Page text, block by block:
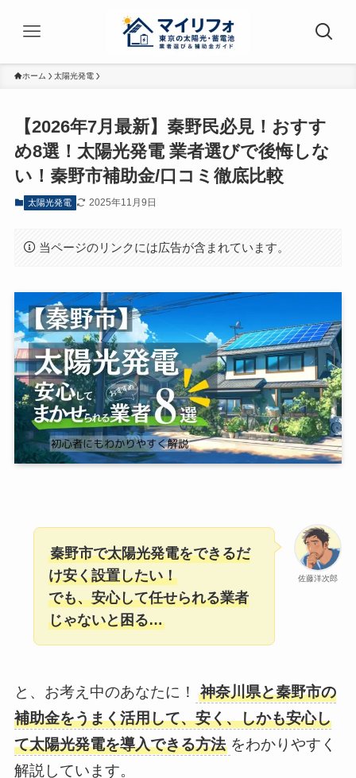
ホーム 太陽光発電
【2026年7月最新】秦野民必見！おすす
め8選！太陽光発電 業者選びで後悔しな
い！秦野市補助金/口コミ徹底比較
太陽光発電 2025年11月9日
当ページのリンクには広告が含まれています。
佐藤洋次郎
秦野市で太陽光発電をできるだ
け安く設置したい！
でも、安心して任せられる業者
じゃないと困る…
と、お考え中のあなたに！
神奈川県と秦野市の
補助金をうまく活用して、安く、しかも安心し
て太陽光発電を導入できる方法 をわかりやすく
解説しています。